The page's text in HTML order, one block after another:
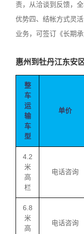
责，从洽谈到反馈，
优势四、结帐方式灵
业务，可签订《长期
惠州到牡丹江东安
整
车
运
输
车
型
单价
4.2
米
高
栏
电话咨询
6.8
米
高
电话咨询